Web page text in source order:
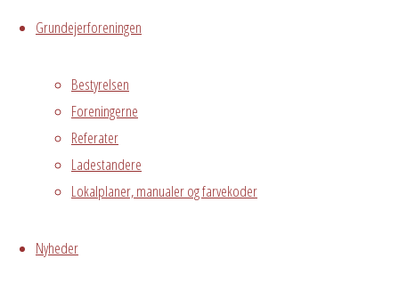
Grundejerforeningen
Bestyrelsen
Foreningerne
Referater
Ladestandere
Lokalplaner, manualer og farvekoder
Nyheder